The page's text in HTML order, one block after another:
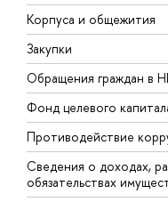
Корпуса и общежития
Закупки
Обращения граждан в
Фонд целевого
Противодействие
Сведения о доходах,
обязательствах